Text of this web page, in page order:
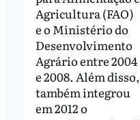
Agricultura (FAO)
e o Ministério do
Desenvolvimento
Agrário entre 2004
e 2008. Além disso,
também integrou
em 2012 o